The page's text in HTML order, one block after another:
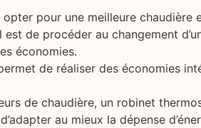
opter pour une meilleure chaudière
de procéder au changement
économies.
de réaliser des économies
de chaudière, un robinet
au mieux la dépense